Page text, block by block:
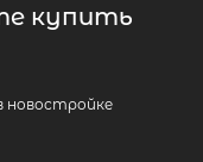
купить
новостройке